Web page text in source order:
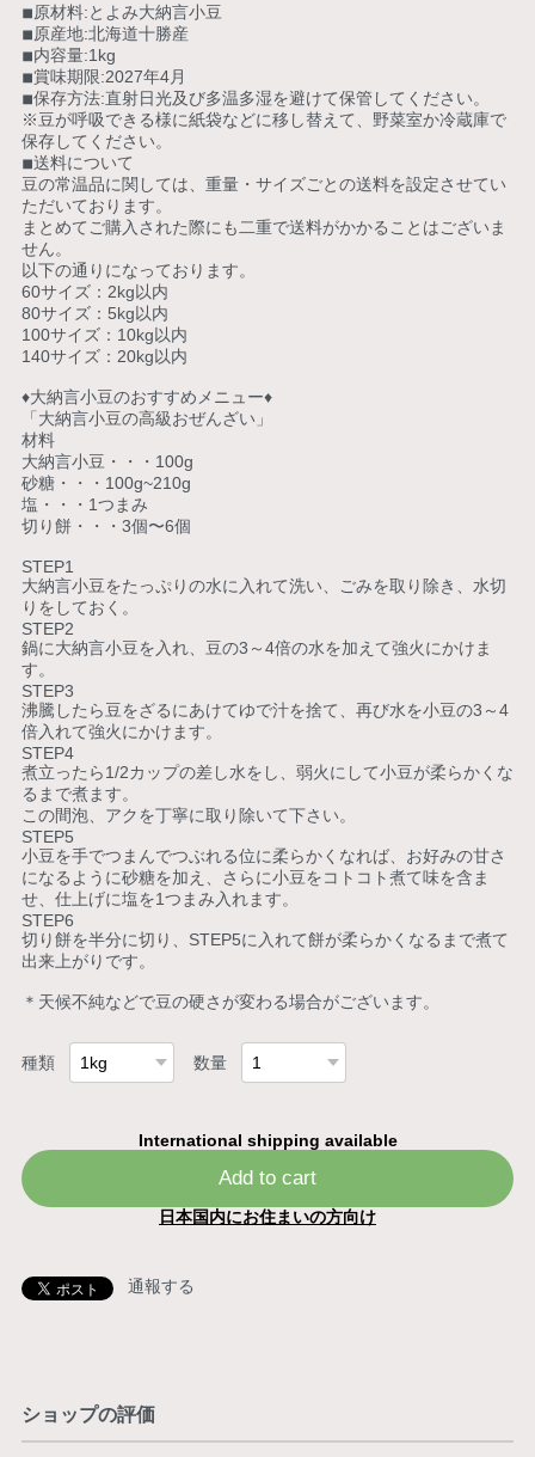
◾︎原材料:とよみ大納言小豆
◾︎原産地:北海道十勝産
◾︎内容量:1kg
◾︎賞味期限:2027年4月
◾︎保存方法:直射日光及び多温多湿を避けて保管してください。
※豆が呼吸できる様に紙袋などに移し替えて、野菜室か冷蔵庫で
保存してください。
◾︎送料について
豆の常温品に関しては、重量・サイズごとの送料を設定させてい
ただいております。
まとめてご購入された際にも二重で送料がかかることはございま
せん。
以下の通りになっております。
60サイズ：2kg以内
80サイズ：5kg以内
100サイズ：10kg以内
140サイズ：20kg以内
♦︎大納言小豆のおすすめメニュー♦︎
「大納言小豆の高級おぜんざい」
材料
大納言小豆・・・100g
砂糖・・・100g~210g
塩・・・1つまみ
切り餅・・・3個〜6個
STEP1
大納言小豆をたっぷりの水に入れて洗い、ごみを取り除き、水切
りをしておく。
STEP2
鍋に大納言小豆を入れ、豆の3～4倍の水を加えて強火にかけま
す。
STEP3
沸騰したら豆をざるにあけてゆで汁を捨て、再び水を小豆の3～4
倍入れて強火にかけます。
STEP4
煮立ったら1/2カップの差し水をし、弱火にして小豆が柔らかくな
るまで煮ます。
この間泡、アクを丁寧に取り除いて下さい。
STEP5
小豆を手でつまんでつぶれる位に柔らかくなれば、お好みの甘さ
になるように砂糖を加え、さらに小豆をコトコト煮て味を含ま
せ、仕上げに塩を1つまみ入れます。
STEP6
切り餅を半分に切り、STEP5に入れて餅が柔らかくなるまで煮て
出来上がりです。
＊天候不純などで豆の硬さが変わる場合がございます。
種類 数量
International shipping available
Add to cart
日本国内にお住まいの方向け
通報する
ショップの評価